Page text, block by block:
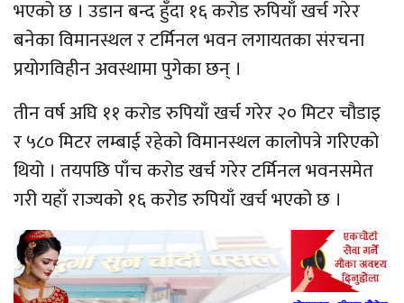
भएको छ । उडान बन्द हुँदा १६ करोड रुपियाँ खर्च गरेर
बनेका विमानस्थल र टर्मिनल भवन लगायतका संरचना
प्रयोगविहीन अवस्थामा पुगेका छन् ।
तीन वर्ष अघि ११ करोड रुपियाँ खर्च गरेर २० मिटर चौडाइ
र ५८० मिटर लम्बाई रहेको विमानस्थल कालोपत्रे गरिएको
थियो । तयपछि पाँच करोड खर्च गरेर टर्मिनल भवनसमेत
गरी यहाँ राज्यको १६ करोड रुपियाँ खर्च भएको छ ।